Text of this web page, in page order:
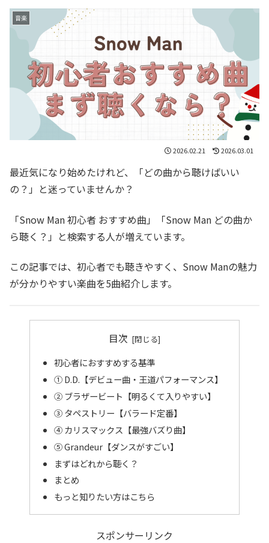
音楽
2026.02.21 2026.03.01
最近気になり始めたけれど、「どの曲から聴けばいい
の？」と迷っていませんか？
「Snow Man 初心者 おすすめ曲」「Snow Man どの曲か
ら聴く？」と検索する人が増えています。
この記事では、初心者でも聴きやすく、Snow Manの魅力
が分かりやすい楽曲を5曲紹介します。
目次
初心者におすすめする基準
① D.D.【デビュー曲・王道パフォーマンス】
② ブラザービート【明るくて入りやすい】
③ タペストリー【バラード定番】
④ カリスマックス【最強バズり曲】
⑤ Grandeur【ダンスがすごい】
まずはどれから聴く？
まとめ
もっと知りたい方はこちら
スポンサーリンク